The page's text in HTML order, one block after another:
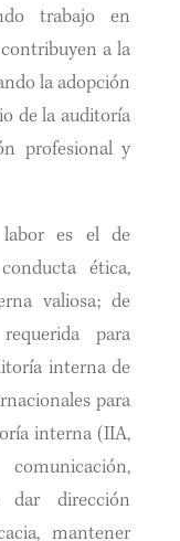
trabajo en
a la
la adopción
de la auditoría
profesional y
es el de
ética,
valiosa; de
para
interna de
para
interna (IIA,
dar dirección
mantener